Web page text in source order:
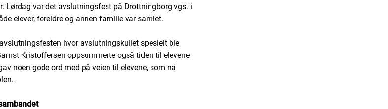
Lørdag var det avslutningsfest på Drottningborg vgs. i
elever, foreldre og annen familie var samlet.
hvor avslutningskullet spesielt ble
Kristoffersen oppsummerte også tiden til elevene
noen gode ord med på veien til elevene, som nå